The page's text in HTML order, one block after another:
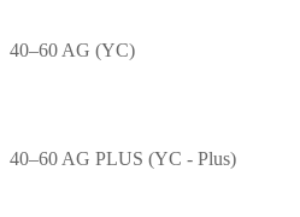
40–60 AG (YC)
40–60 AG PLUS (YC - Plus)